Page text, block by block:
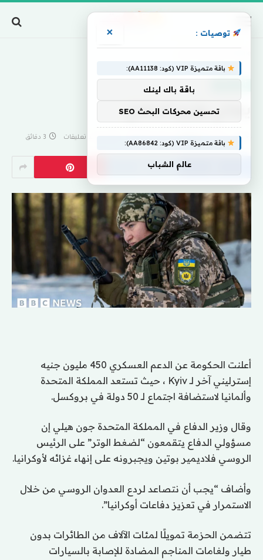
يعاني وزير الدفاع
لا توجد تعليقات 3 دقائق
أعلنت الحكومة عن الدعم العسكري 450 مليون جنيه
إسترليني آخر لـ Kyiv ، حيث تستعد المملكة المتحدة
وألمانيا لاستضافة اجتماع لـ 50 دولة في بروكسل.
وقال وزير الدفاع في المملكة المتحدة جون هيلي إن
مسؤولي الدفاع يتقمعون “لضغط الوتر” على الرئيس
الروسي فلاديمير بوتين ويجبرونه على إنهاء غزائه لأوكرانيا.
وأضاف “يجب أن نتصاعد لردع العدوان الروسي من خلال
الاستمرار في تعزيز دفاعات أوكرانيا”.
تتضمن الحزمة تمويلًا لمئات الآلاف من الطائرات بدون
طيار ولغامات المناجم المضادة للإصابة بالسيارات
توصيات : ×
باقة متميزة VIP (كود: AA11138):
باقة باك لينك
تحسين محركات البحث SEO
باقة متميزة VIP (كود: AA86842):
عالم الشباب